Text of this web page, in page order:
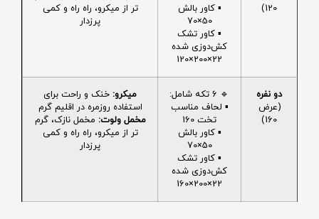
120)
▪️ کاور بالش
50×70
▪️ کاور تشک
کش‌دوزی شده
22×200×120
تر از میکرو، راه راه و کمی
پرزدار
دو نفره
(عرض
160)
🔹 6 تکه شامل:
▪️ لحاف مناسب
تخت 160
▪️ کاور بالش
50×70
▪️ کاور تشک
کش‌دوزی شده
22×200×160
میکرو: خنک و راحت برای
استفاده روزمره در اقلیم گرم
مخمل ولوت: مخمل نازک، گرم
تر از میکرو، راه راه و کمی
پرزدار